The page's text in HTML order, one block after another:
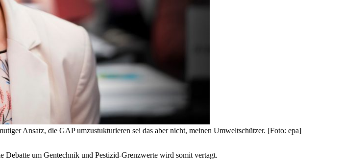
Ansatz, die GAP umzustukturieren sei das aber nicht, meinen Umweltschützer. [Foto: epa]
Debatte um Gentechnik und Pestizid-Grenzwerte wird somit vertagt.